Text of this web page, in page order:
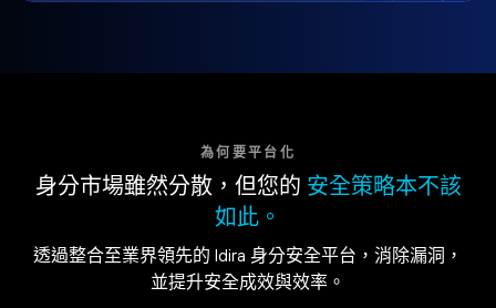
為何要平台化
身分市場雖然分散，但您的 安全策略本不該
如此。
透過整合至業界領先的 Idira 身分安全平台，消除漏洞，
並提升安全成效與效率。